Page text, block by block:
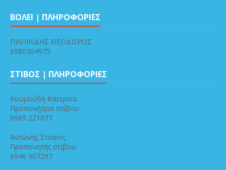
ΒΟΛΕΙ | ΠΛΗΡΟΦΟΡΙΕΣ
ΠΙΛΠΙΛΙΔΗΣ ΘΕΟΔΩΡΟΣ
6980304975
ΣΤΙΒΟΣ | ΠΛΗΡΟΦΟΡΙΕΣ
Κουμούδη Κατερίνα
Προπονήτρια στίβου
6989 221077
Αντώνης Στόϊκος
Προπονητής στίβου
6946 907297